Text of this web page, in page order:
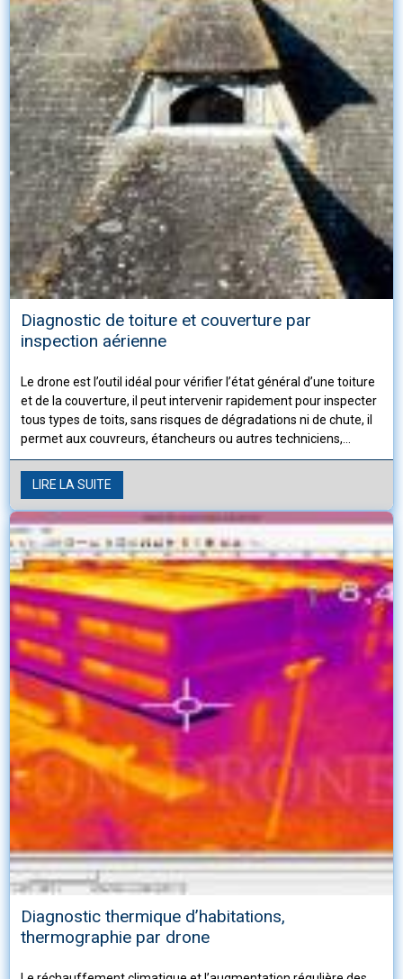
Diagnostic de toiture et couverture par
inspection aérienne
Le drone est l’outil idéal pour vérifier l’état général d’une toiture
et de la couverture, il peut intervenir rapidement pour inspecter
tous types de toits, sans risques de dégradations ni de chute, il
permet aux couvreurs, étancheurs ou autres techniciens,
d’établir un diagnostic précis et de définir les travaux à
entreprendre pour assurer l’étanchéité de la construction.
LIRE LA SUITE
Diagnostic thermique d’habitations,
thermographie par drone